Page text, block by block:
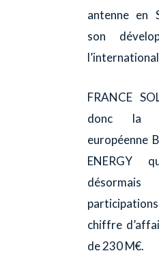
antenne en
son
FRANCE
donc la
européenne
ENERGY
chiffre
de 230 M€.